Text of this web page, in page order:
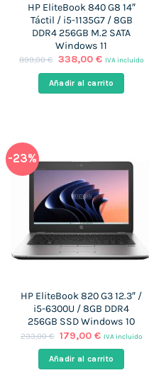
HP EliteBook 840 G8 14″
Táctil / i5-1135G7 / 8GB
DDR4 256GB M.2 SATA
Windows 11
899,00€ El
original
era:
338,00 €El
actual
es:
IVA incluido
Añadir al carrito
-23%
HP EliteBook 820 G3 12.3″ /
i5-6300U / 8GB DDR4
256GB SSD Windows 10
233,00€ El
original
era:
179,00 €El
actual
es:
IVA incluido
Añadir al carrito